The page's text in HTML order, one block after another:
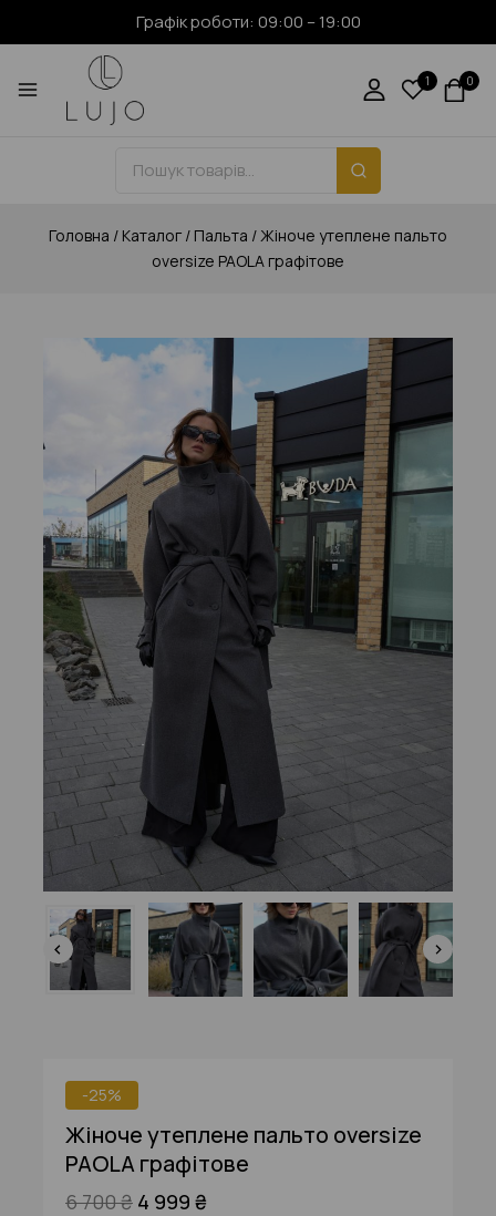
Графік роботи: 09:00 – 19:00
1 0
Головна / Каталог / Пальта /Жіноче утеплене пальто
oversize PAOLA графітове
-25%
Жіноче утеплене пальто oversize
PAOLA графітове
6 700₴ 4 999 ₴
4 продуктів, проданих за останні 12 год